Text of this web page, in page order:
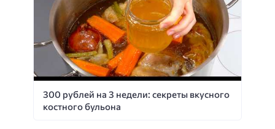
300 рублей на 3 недели: секреты вкусного
костного бульона